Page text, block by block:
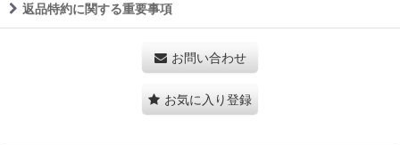
返品特約に関する重要事項
お問い合わせ
お気に入り登録